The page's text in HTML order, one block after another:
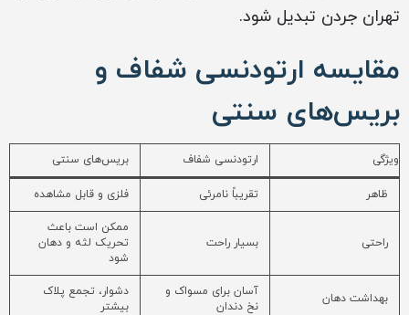
تهران جردن تبدیل شود.
مقایسه ارتودنسی شفاف و
بریس‌های سنتی
ویژگی ارتودنسی شفاف بریس‌های سنتی
ظاهر تقریباً نامرئی فلزی و قابل مشاهده
راحتی بسیار راحت
ممکن است باعث
تحریک لثه و دهان
شود
بهداشت دهان
آسان برای مسواک و
نخ دندان
دشوار، تجمع پلاک
بیشتر